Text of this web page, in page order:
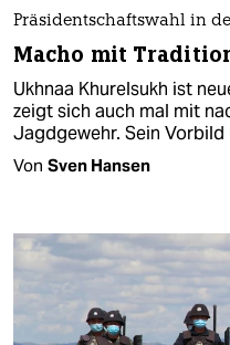
Präsidentschaftswahl in
Macho mit
Ukhnaa Khurelsukh ist
zeigt sich auch mal mit
Jagdgewehr. Sein
Von Sven Hansen